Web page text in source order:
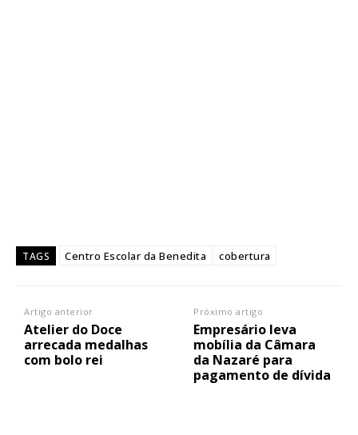
TAGS Centro Escolar da Benedita cobertura
Artigo anterior
Atelier do Doce
arrecada medalhas
com bolo rei
Próximo artigo
Empresário leva
mobília da Câmara
da Nazaré para
pagamento de dívida